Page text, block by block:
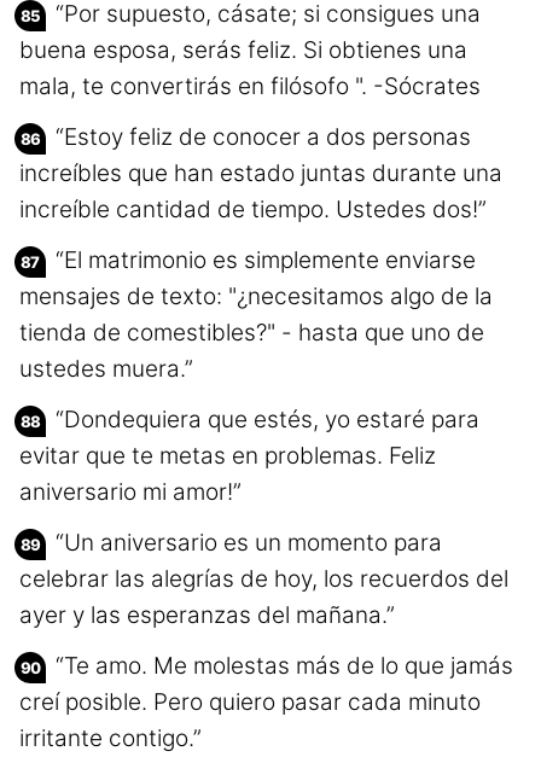
“Por supuesto, cásate; si consigues una
buena esposa, serás feliz. Si obtienes una
mala, te convertirás en filósofo ". -Sócrates
“Estoy feliz de conocer a dos personas
increíbles que han estado juntas durante una
increíble cantidad de tiempo. Ustedes dos!”
“El matrimonio es simplemente enviarse
mensajes de texto: "¿necesitamos algo de la
tienda de comestibles?" - hasta que uno de
ustedes muera.”
“Dondequiera que estés, yo estaré para
evitar que te metas en problemas. Feliz
aniversario mi amor!”
“Un aniversario es un momento para
celebrar las alegrías de hoy, los recuerdos del
ayer y las esperanzas del mañana.”
“Te amo. Me molestas más de lo que jamás
creí posible. Pero quiero pasar cada minuto
irritante contigo.”